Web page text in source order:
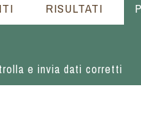
RISULTATI
e invia dati corretti